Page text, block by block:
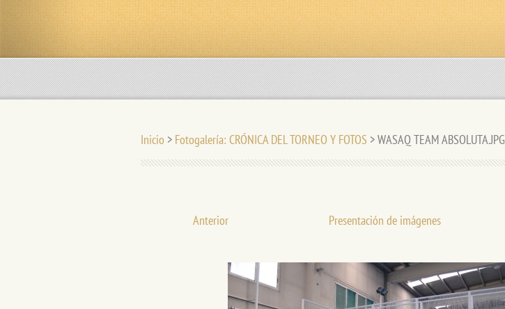
Inicio > Fotogalería: CRÓNICA DEL TORNEO Y FOTOS >WASAQ TEAM ABSOLUTA.JPG
Anterior Presentación de imágenes